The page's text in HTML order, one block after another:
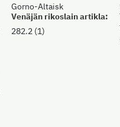
Gorno-Altaisk
Venäjän rikoslain artikla:
282.2 (1)